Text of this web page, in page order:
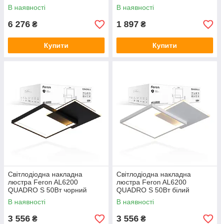
В наявності
6 276 ₴
Купити
В наявності
1 897 ₴
Купити
Світлодіодна накладна
люстра Feron AL6200
QUADRO S 50Вт чорний
В наявності
3 556 ₴
Світлодіодна накладна
люстра Feron AL6200
QUADRO S 50Вт білий
В наявності
3 556 ₴